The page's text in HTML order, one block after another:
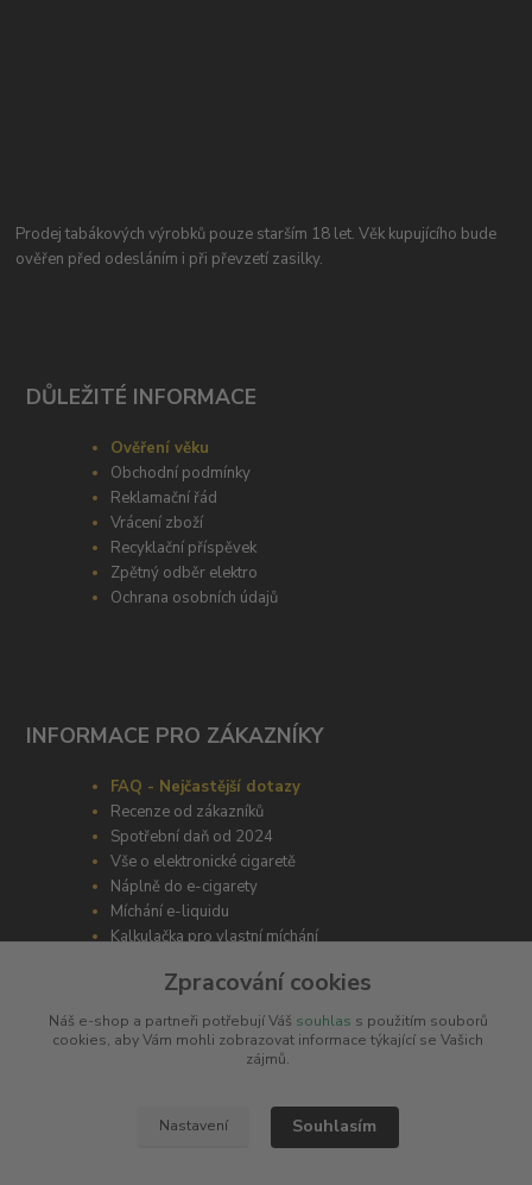
Prodej tabákových výrobků pouze starším 18 let. Věk kupujícího bude
ověřen před odesláním i při převzetí zasilky.
DŮLEŽITÉ INFORMACE
Ověření věku
Obchodní podmínky
Reklamační řád
Vrácení zboží
Recyklační příspěvek
Zpětný odběr elektro
Ochrana osobních údajů
INFORMACE PRO ZÁKAZNÍKY
FAQ - Nejčastější dotazy
Recenze od zákazníků
Spotřební daň od 2024
Vše o elektronické cigaretě
Náplně do e-cigarety
Míchání e-liquidu
Kalkulačka pro vlastní míchání
ODBORNÉ PORADENSTVÍ
Potřebujete poradit s výběrem? Neváhejte se zeptat
+420 606 266 566
Zpracování cookies
Náš e-shop a partneři potřebují Váš souhlas s použitím souborů
cookies, aby Vám mohli zobrazovat informace týkající se Vašich
zájmů.
Nastavení Souhlasím